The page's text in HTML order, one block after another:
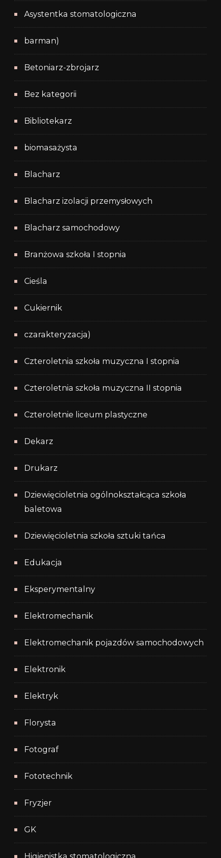
Asystentka stomatologiczna
barman)
Betoniarz-zbrojarz
Bez kategorii
Bibliotekarz
biomasażysta
Blacharz
Blacharz izolacji przemysłowych
Blacharz samochodowy
Branżowa szkoła I stopnia
Cieśla
Cukiernik
czarakteryzacja)
Czteroletnia szkoła muzyczna I stopnia
Czteroletnia szkoła muzyczna II stopnia
Czteroletnie liceum plastyczne
Dekarz
Drukarz
Dziewięcioletnia ogólnokształcąca szkoła
baletowa
Dziewięcioletnia szkoła sztuki tańca
Edukacja
Eksperymentalny
Elektromechanik
Elektromechanik pojazdów samochodowych
Elektronik
Elektryk
Florysta
Fotograf
Fototechnik
Fryzjer
GK